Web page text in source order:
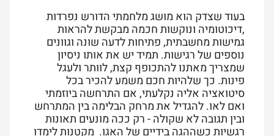
בעוד שצדק הוא מושג מלחמתי הדורש נפרדות
,דיכוטומיה ונוקשות חכמה מבקשת להראות
גמישות מחשבתית, פתיחות לדעה שונה וגוונים
נוספים של רגישות. תמיד יש את אותו ניסיון
שמצריך מאתנו להתכופף קצת, לוותר ולעגל
פינות. כך שלהיות חכם משמע להכיר בכל
סיטואציה אליה נקלעתי, אם התרחשה ביוזמתי
ואם לאו. להגדיל את מרחק הבלימה בין המתרחש
ובין תגובה לא שקולה - רק ככה מונעים תאונות
רגשיות כשההגה בידיים של האגו. מקטנות לימדו